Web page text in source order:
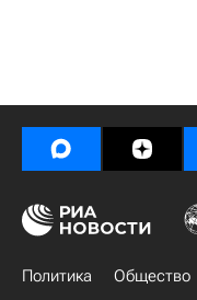
Политика Общество